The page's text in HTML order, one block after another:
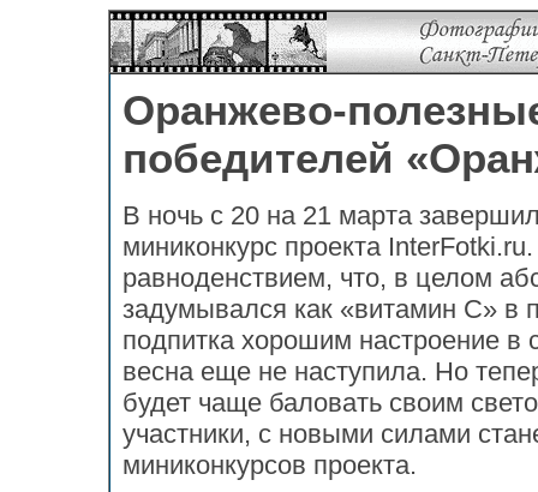
Оранжево-
победителей
В ночь с 20 на 21 марта
миниконкурс проекта
равноденствием, что, в целом
задумывался как «витамин С» в
подпитка хорошим настроение в
весна еще не наступила. Но
будет чаще баловать своим
участники, с новыми силами
миниконкурсов проекта.